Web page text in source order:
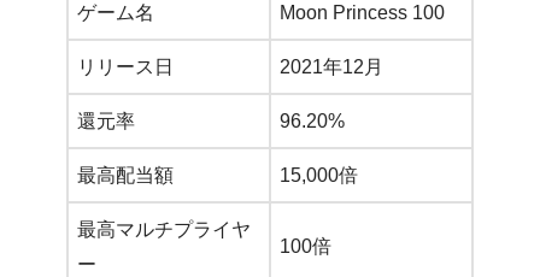
ゲーム名 Moon Princess 100
リリース日 2021年12月
還元率 96.20%
最高配当額 15,000倍
最高マルチプライヤ
ー
100倍